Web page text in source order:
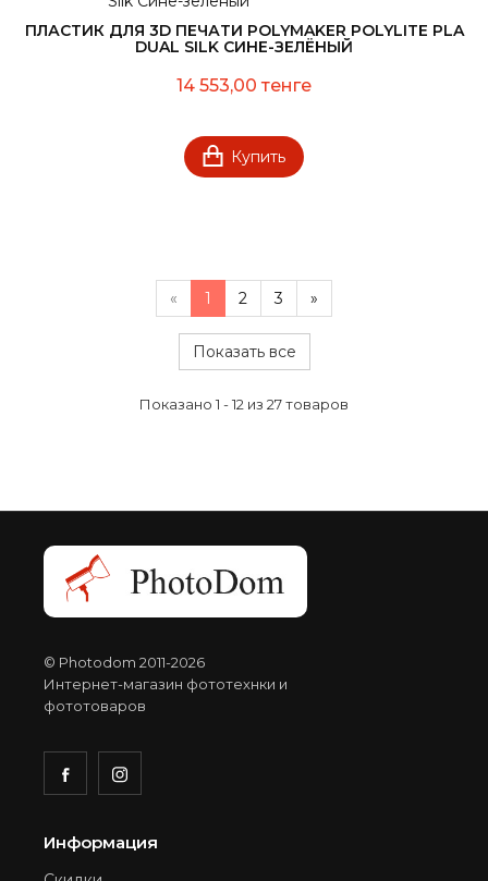
ПЛАСТИК ДЛЯ 3D ПЕЧАТИ POLYMAKER POLYLITE PLA
DUAL SILK СИНЕ-ЗЕЛЁНЫЙ
14 553,00 тенге
Купить
« 1 2 3 »
Показать все
Показано 1 - 12 из 27 товаров
© Photodom 2011-2026
Интернет-магазин фототехнки и
фототоваров
Информация